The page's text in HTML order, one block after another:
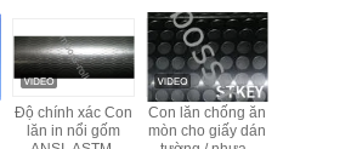
Độ chính xác Con
lăn in nổi gốm
Con lăn chống ăn
mòn cho giấy dán